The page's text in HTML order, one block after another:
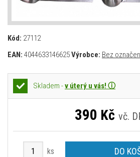
Kód: 27112
EAN: 4044633146625Výrobce: Bez
Skladem -v úterý u vás! ⓘ
390 Kč vč.
ks DO